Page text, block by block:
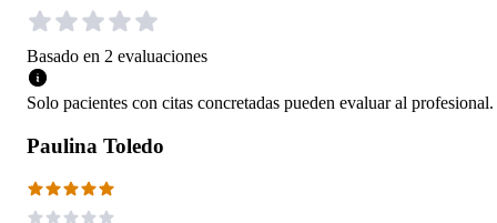
Basado en 2 evaluaciones
Solo pacientes con citas concretadas pueden evaluar al profesional.
Paulina Toledo